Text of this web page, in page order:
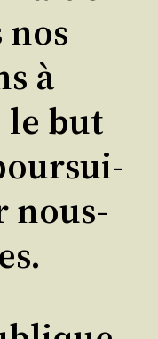
nos
à
but
nous-